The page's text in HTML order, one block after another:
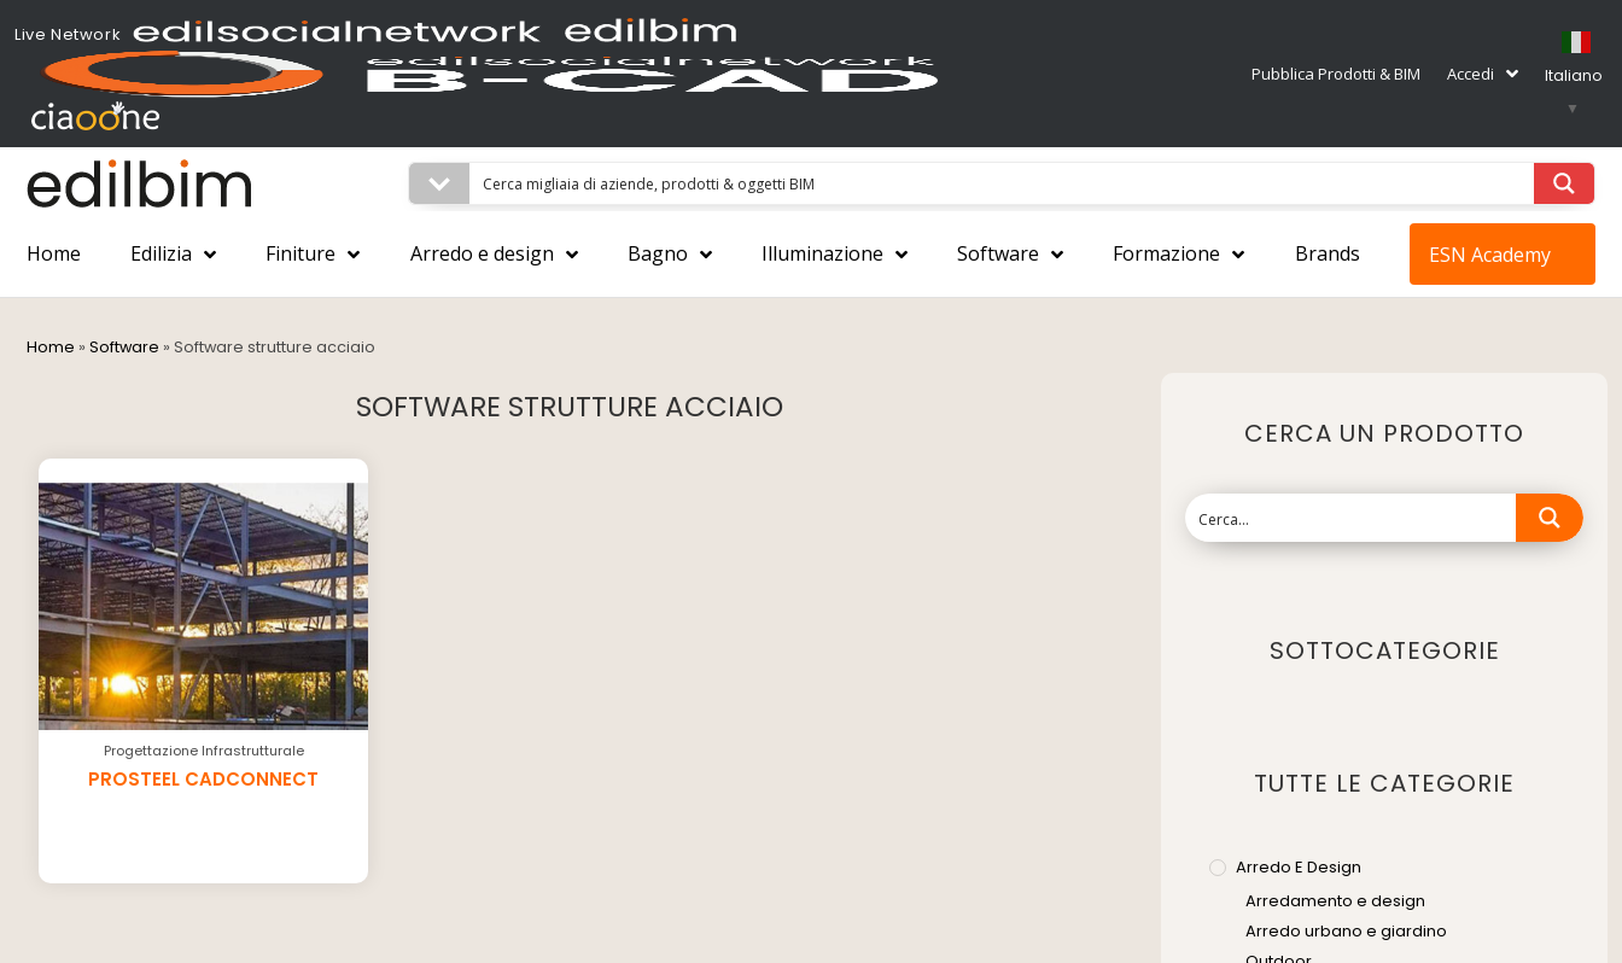
Live Network
Pubblica Prodotti & BIM Accedi
Italiano
▼
Home Edilizia Finiture Arredo e design Bagno Illuminazione Software Formazione Brands ESN Academy
Home » Software » Software strutture acciaio
SOFTWARE STRUTTURE ACCIAIO
Progettazione Infrastrutturale
PROSTEEL CADCONNECT
CERCA UN PRODOTTO
SOTTOCATEGORIE
TUTTE LE CATEGORIE
Arredo E Design
Arredamento e design
Arredo urbano e giardino